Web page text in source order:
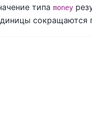
типа money
сокращаются